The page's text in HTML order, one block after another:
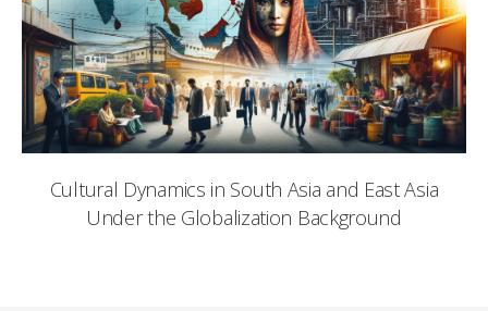
Cultural Dynamics in South Asia and East Asia
Under the Globalization Background